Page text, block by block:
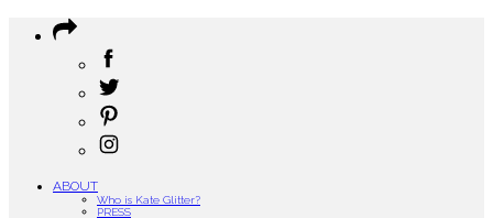
ABOUT
Who is Kate Glitter?
PRESS